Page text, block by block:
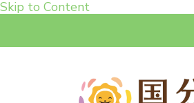
Skip to Content
高松市で肩
「お体の不安を自信